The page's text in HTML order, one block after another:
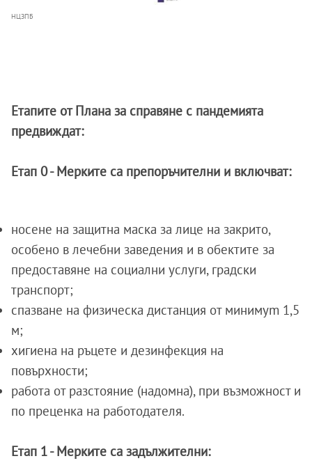
НЦЗПБ
Етапите от Плана за справяне с пандемията
предвиждат:
Етап 0 - Мерките са препоръчителни и включват:
носене на защитна маска за лице на закрито,
особено в лечебни заведения и в обектите за
предоставяне на социални услуги, градски
транспорт;
спазване на физическа дистанция от минимуm 1,5
м;
хигиена на ръцете и дезинфекция на
повърхности;
работа от разстояние (надомна), при възможност и
по преценка на работодателя.
Етап 1 - Мерките са задължителни: